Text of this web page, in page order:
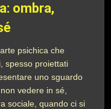
ombra,
psichica che
spesso proiettati
uno sguardo
vedere in sé,
sociale, quando ci si